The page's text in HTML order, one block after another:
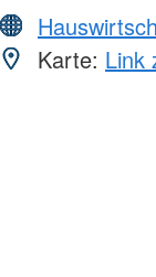
Karte: Link